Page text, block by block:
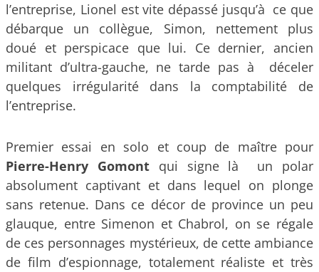
l’entreprise, Lionel est vite dépassé jusqu’à ce que
débarque un collègue, Simon, nettement plus
doué et perspicace que lui. Ce dernier, ancien
militant d’ultra-gauche, ne tarde pas à déceler
quelques irrégularité dans la comptabilité de
l’entreprise.
Premier essai en solo et coup de maître pour
Pierre-Henry Gomontqui signe là un polar
absolument captivant et dans lequel on plonge
sans retenue. Dans ce décor de province un peu
glauque, entre Simenon et Chabrol, on se régale
de ces personnages mystérieux, de cette ambiance
de film d’espionnage, totalement réaliste et très